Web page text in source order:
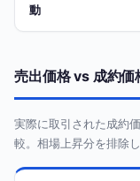
動
売出価格 vs 成約価
実際に取引された成約
較。相場上昇分を排除